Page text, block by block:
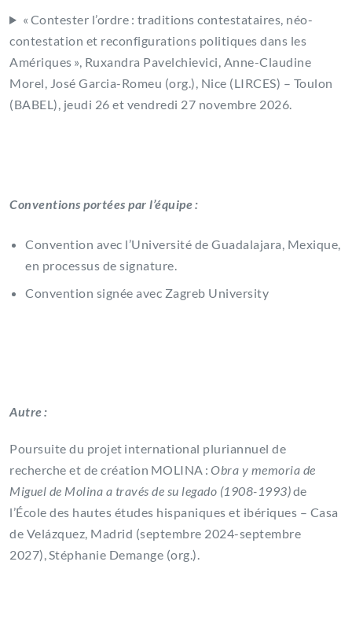
« Contester l’ordre : traditions contestataires, néo-
contestation et reconfigurations politiques dans les
Amériques », Ruxandra Pavelchievici, Anne-Claudine
Morel, José Garcia-Romeu (org.), Nice (LIRCES) – Toulon
(BABEL), jeudi 26 et vendredi 27 novembre 2026.
Conventions portées par l’équipe :
Convention avec l’Université de Guadalajara, Mexique,
en processus de signature.
Convention signée avec Zagreb University
Autre :
Poursuite du projet international pluriannuel de
recherche et de création MOLINA : Obra y memoria de
Miguel de Molina a través de su legado (1908-1993)de
l’École des hautes études hispaniques et ibériques – Casa
de Velázquez, Madrid (septembre 2024-septembre
2027), Stéphanie Demange (org.).